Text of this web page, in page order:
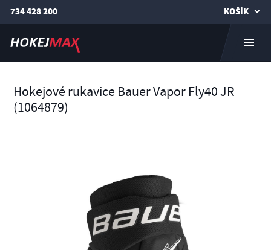
734 428 200 KOŠÍK
Hokejové rukavice Bauer Vapor Fly40 JR
(1064879)